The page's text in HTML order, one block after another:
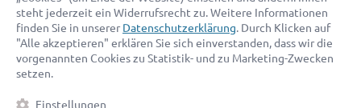
Auszeichnungen:
steht jederzeit ein Widerrufsrecht zu. Weitere Informationen
finden Sie in unserer Datenschutzerklärung. Durch Klicken auf
"Alle akzeptieren" erklären Sie sich einverstanden, dass wir die
vorgenannten Cookies zu Statistik- und zu Marketing-Zwecken
setzen.
Einstellungen